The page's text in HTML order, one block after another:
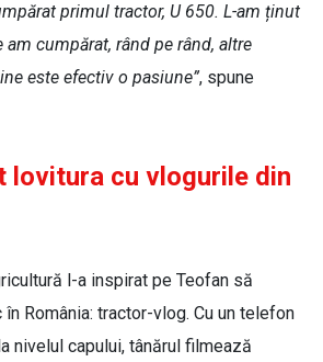
primul tractor, U 650. L-am ținut
am cumpărat, rând pe rând, altre
este efectiv o pasiune”, spune
lovitura cu vlogurile din
l-a inspirat pe Teofan să
România: tractor-vlog. Cu un telefon
nivelul capului, tânărul filmează